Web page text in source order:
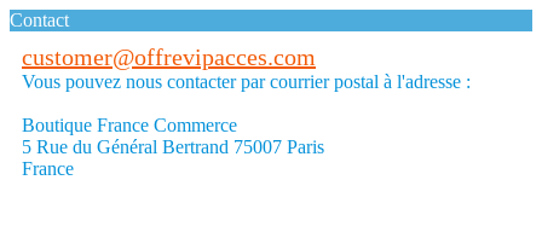
Contact
customer@offrevipacces.com
Vous pouvez nous contacter par courrier postal à l'adresse :
Boutique France Commerce
5 Rue du Général Bertrand 75007 Paris
France